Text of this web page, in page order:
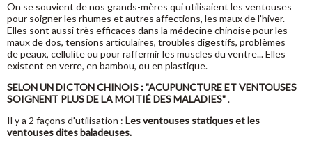
On se souvient de nos grands-mères qui utilisaient les ventouses
pour soigner les rhumes et autres affections, les maux de l'hiver.
Elles sont aussi très efficaces dans la médecine chinoise pour les
maux de dos, tensions articulaires, troubles digestifs, problèmes
de peaux, cellulite ou pour raffermir les muscles du ventre... Elles
existent en verre, en bambou, ou en plastique.
SELON UN DICTON CHINOIS : "ACUPUNCTURE ET VENTOUSES
SOIGNENT PLUS DE LA MOITIÉ DES MALADIES".
Il y a 2 façons d'utilisation : Les ventouses statiques et les
ventouses dites baladeuses.